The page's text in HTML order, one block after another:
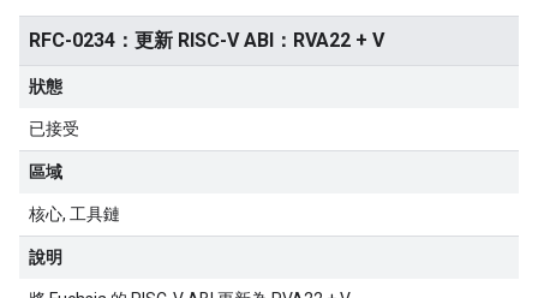
RFC-0234：更新 RISC-V ABI：RVA22 + V
狀態
已接受
區域
核心 工具鏈
說明